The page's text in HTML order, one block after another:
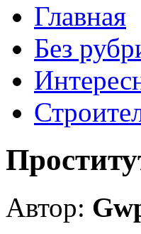
Главная
Без
Автор: